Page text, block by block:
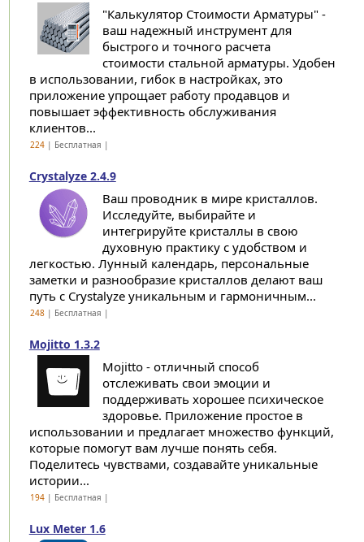
"Калькулятор Стоимости Арматуры" -
ваш надежный инструмент для
быстрого и точного расчета
стоимости стальной арматуры. Удобен
в использовании, гибок в настройках, это
приложение упрощает работу продавцов и
повышает эффективность обслуживания
клиентов...
224| Бесплатная |
Crystalyze 2.4.9
Ваш проводник в мире кристаллов.
Исследуйте, выбирайте и
интегрируйте кристаллы в свою
духовную практику с удобством и
легкостью. Лунный календарь, персональные
заметки и разнообразие кристаллов делают ваш
путь с Crystalyze уникальным и гармоничным...
248| Бесплатная |
Mojitto 1.3.2
Mojitto - отличный способ
отслеживать свои эмоции и
поддерживать хорошее психическое
здоровье. Приложение простое в
использовании и предлагает множество функций,
которые помогут вам лучше понять себя.
Поделитесь чувствами, создавайте уникальные
истории...
194| Бесплатная |
Lux Meter 1.6